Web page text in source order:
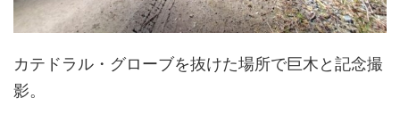
カテドラル・グローブを抜けた場所で巨木と記念撮
影。